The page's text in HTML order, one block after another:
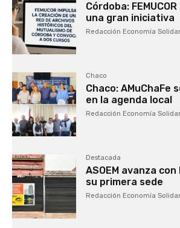
Córdoba:
una gran iniciativa
Redacción Economía
Chaco
Chaco: AMuChaFe
en la agenda local
Redacción Economía
Destacada
ASOEM avanza
su primera sede
Redacción Economía